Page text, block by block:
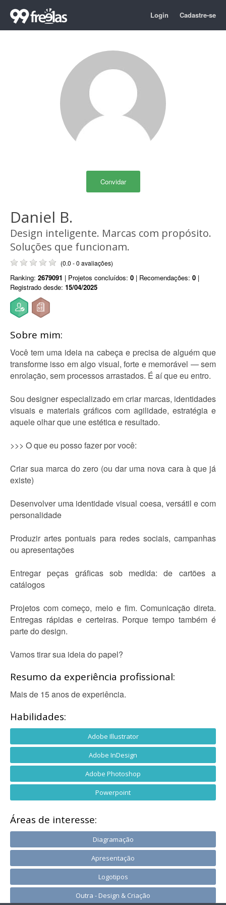
Login Cadastre-se
Convidar
Daniel B.
Design inteligente. Marcas com propósito.
Soluções que funcionam.
(0.0 - 0 avaliações)
Ranking: 2679091 | Projetos concluídos: 0 | Recomendações: 0 |
Registrado desde: 15/04/2025
Sobre mim:
Você tem uma ideia na cabeça e precisa de alguém que
transforme isso em algo visual, forte e memorável — sem
enrolação, sem processos arrastados. É aí que eu entro.
Sou designer especializado em criar marcas, identidades
visuais e materiais gráficos com agilidade, estratégia e
aquele olhar que une estética e resultado.
>>> O que eu posso fazer por você:
Criar sua marca do zero (ou dar uma nova cara à que já
existe)
Desenvolver uma identidade visual coesa, versátil e com
personalidade
Produzir artes pontuais para redes sociais, campanhas
ou apresentações
Entregar peças gráficas sob medida: de cartões a
catálogos
Projetos com começo, meio e fim. Comunicação direta.
Entregas rápidas e certeiras. Porque tempo também é
parte do design.
Vamos tirar sua ideia do papel?
Resumo da experiência profissional:
Mais de 15 anos de experiência.
Habilidades:
Adobe Illustrator
Adobe InDesign
Adobe Photoshop
Powerpoint
Áreas de interesse:
Diagramação
Apresentação
Logotipos
Outra - Design & Criação